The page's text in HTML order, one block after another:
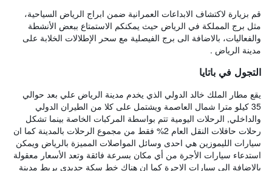
قم بزيارة لاكتشاف الابداعات العمرانية ضمن ابراج الرياض السياحية،
مثل برج المملكة في الرياض حيث يمكنكم الاستمتاع ببعض الأنشطة
والفعاليات، بالاضافة الى برج الفيصلية مع سحر الإطلالات الخلابة على
مدينة الرياض .
التجول في باتايا
يقع مطار الملك خالد الدولي الذي يخدم مدينة الرياض علي بعد حوالي
35 كيلو مترا شمال العاصمة ويشتمل على كلا من الطيران الدولي
والداخلي, الرحلات اليومية تتم بواسطة المركبات الخاصة بينما تشكل
رحلات حافلات النقل العام 2% فقط من مجموع الرحلات بالمدينة كما ان
سيارات الليموزين هي احدى وسائل المواصلات المميزة بالرياض ويمكن
استدعاء سيارات الأجرة من أي مكان بسرعة فائقة وتعد الأسعار معقولة
بالاضافة الى سيارات الاجرة كما ان هناك خط سكة حديدي يربط مدينة